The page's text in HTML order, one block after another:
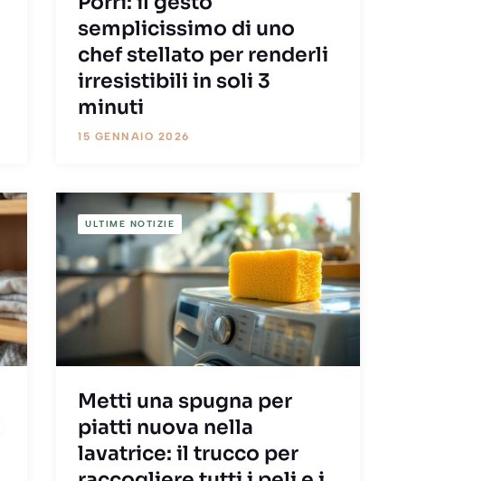
semplicissimo di uno
chef stellato per renderli
irresistibili in soli 3
minuti
15 GENNAIO 2026
ULTIME NOTIZIE
Metti una spugna per
piatti nuova nella
lavatrice: il trucco per